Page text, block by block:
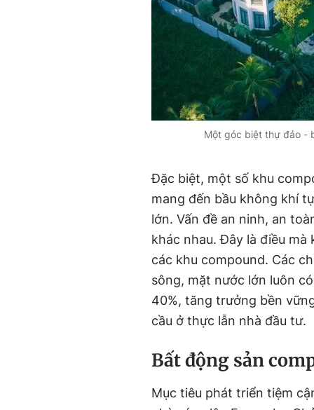
Một góc biệt thự đảo -
Đặc biệt, một số khu
mang đến bầu không khí
lớn. Vấn đề an ninh, an
khác nhau. Đây là điều
các khu compound. Các
sông, mặt nước lớn luôn
40%, tăng trưởng bền
cầu ở thực lẫn nhà đầu tư.
Bất động sản
Mục tiêu phát triển tiệm